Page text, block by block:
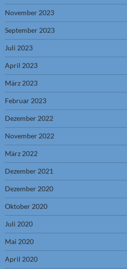
November 2023
September 2023
Juli 2023
April 2023
März 2023
Februar 2023
Dezember 2022
November 2022
März 2022
Dezember 2021
Dezember 2020
Oktober 2020
Juli 2020
Mai 2020
April 2020